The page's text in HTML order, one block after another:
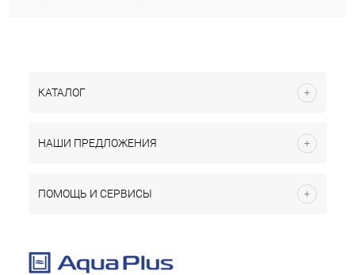
КАТАЛОГ
НАШИ ПРЕДЛОЖЕНИЯ
ПОМОЩЬ И СЕРВИСЫ